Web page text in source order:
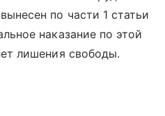
по части 1 статьи
наказание по этой
лишения свободы.